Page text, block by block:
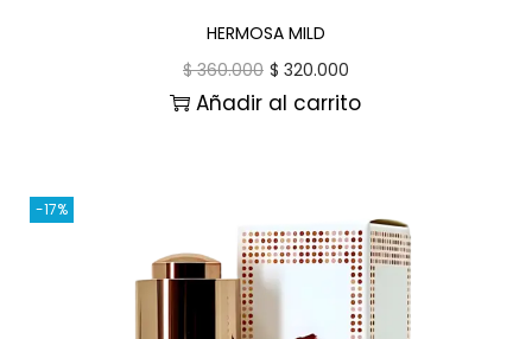
HERMOSA MILD
$360.000 $ 320.000
Añadir al carrito
-17%